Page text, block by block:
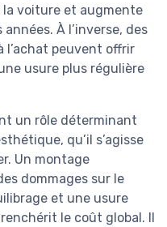
voiture et augmente
À l’inverse, des
l’achat peuvent offrir
usure plus régulière
un rôle déterminant
qu’il s’agisse
Un montage
dommages sur le
et une usure
le coût global. Il